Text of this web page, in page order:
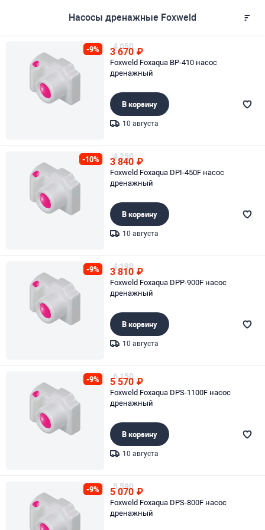
Насосы дренажные Foxweld
-9% 4 050
3 670 ₽
Foxweld Foxaqua BP-410 насос
дренажный
В корзину
10 августа
-10% 4 250
3 840 ₽
Foxweld Foxaqua DPI-450F насос
дренажный
В корзину
10 августа
-9% 4 190
3 810 ₽
Foxweld Foxaqua DPP-900F насос
дренажный
В корзину
10 августа
-9% 6 150
5 570 ₽
Foxweld Foxaqua DPS-1100F насос
дренажный
В корзину
10 августа
-9% 5 590
5 070 ₽
Foxweld Foxaqua DPS-800F насос
дренажный